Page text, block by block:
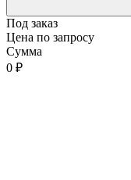
Под заказ
Цена по запросу
Сумма
0 ₽